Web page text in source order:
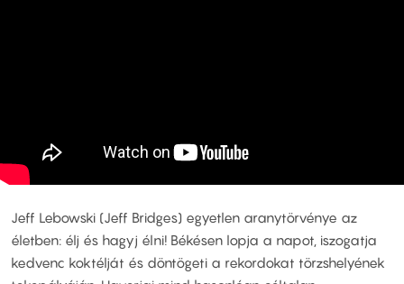
Jeff Lebowski (Jeff Bridges) egyetlen aranytörvénye az
életben: élj és hagyj élni! Békésen lopja a napot, iszogatja
kedvenc koktélját és döntögeti a rekordokat törzshelyének